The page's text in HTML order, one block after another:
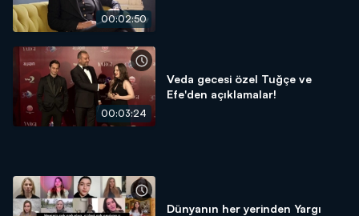
00:02:50
00:03:24
Veda gecesi özel Tuğçe ve
Efe'den açıklamalar!
Dünyanın her yerinden Yargı